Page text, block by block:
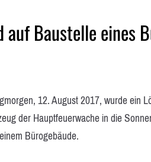
auf Baustelle eines
12. August 2017, wurde ein
der Hauptfeuerwache in die
Bürogebäude.